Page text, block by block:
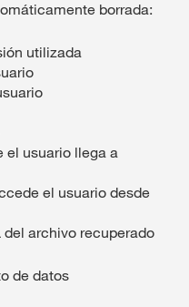
borrada:
utilizada
el usuario llega a
el usuario desde
archivo recuperado
de datos